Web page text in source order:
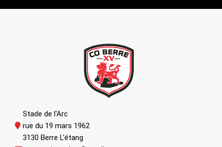
Stade de l'Arc
rue du 19 mars 1962
3130 Berre L'étang